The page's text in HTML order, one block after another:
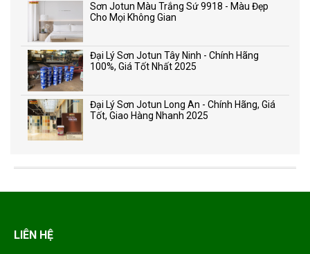
Sơn Jotun Màu Trắng Sứ 9918 - Màu Đẹp
Cho Mọi Không Gian
Đại Lý Sơn Jotun Tây Ninh - Chính Hãng
100%, Giá Tốt Nhất 2025
Đại Lý Sơn Jotun Long An - Chính Hãng, Giá
Tốt, Giao Hàng Nhanh 2025
LIÊN HỆ